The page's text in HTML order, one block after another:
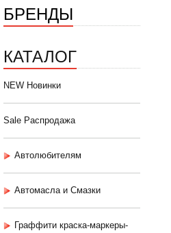
БРЕНДЫ
КАТАЛОГ
NEW Новинки
Sale Распродажа
Автолюбителям
Автомасла и Смазки
Граффити краска-маркеры-